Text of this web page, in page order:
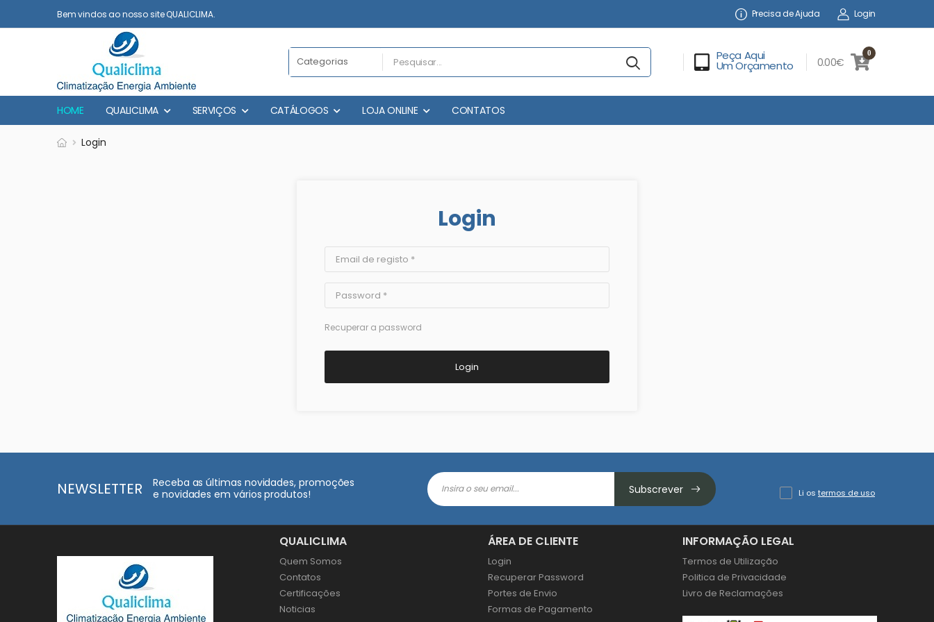
Bem vindos ao nosso site QUALICLIMA. Precisa de Ajuda Login
Peça Aqui
Um Orçamento 0.00€
0
HOME QUALICLIMA SERVIÇOS CATÁLOGOS LOJA ONLINE CONTATOS
Login
Login
Recuperar a password
Login
NEWSLETTER
Receba as últimas novidades, promoções
e novidades em vários produtos!
Subscrever Li os termos de uso
QUALICLIMA
Quem Somos
Contatos
Certificações
Noticias
ÁREA DE CLIENTE
Login
Recuperar Password
Portes de Envio
Formas de Pagamento
INFORMAÇÃO LEGAL
Termos de Utilização
Politica de Privacidade
Livro de Reclamações